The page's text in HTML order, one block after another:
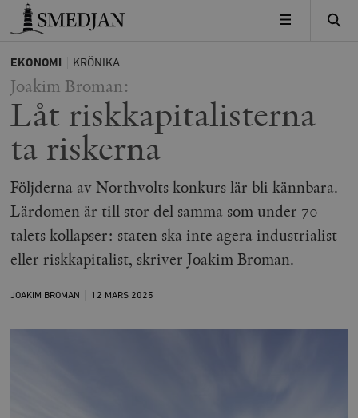
Timbro
MENY
EKONOMI KRÖNIKA
Joakim Broman:
Låt riskkapitalisterna
ta riskerna
Följderna av Northvolts konkurs lär bli kännbara.
Lärdomen är till stor del samma som under 70-
talets kollapser: staten ska inte agera industrialist
eller riskkapitalist, skriver Joakim Broman.
JOAKIM BROMAN 12 MARS 2025